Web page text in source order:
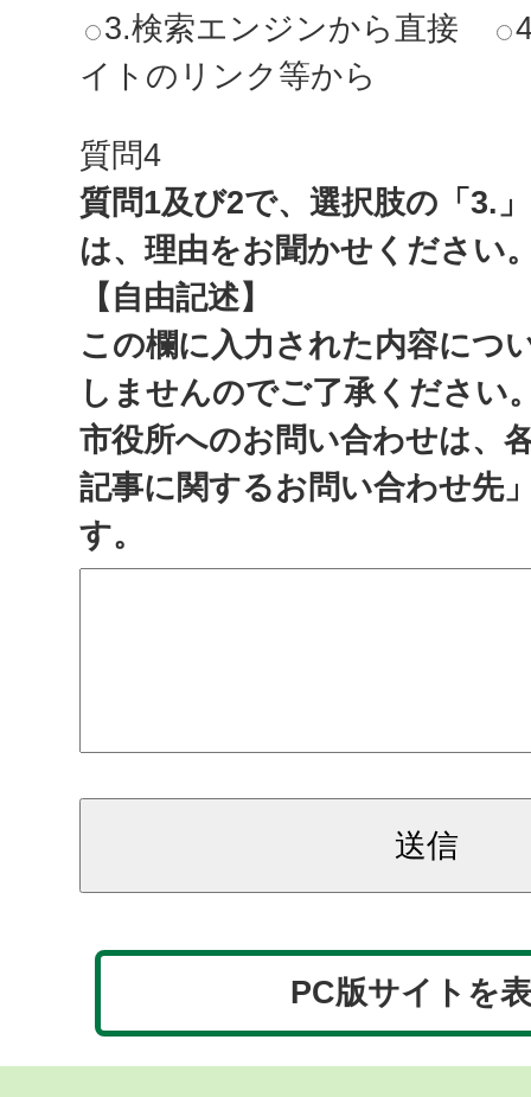
3.検索エンジンから直接
イトのリンク等から
質問4
質問1及び2で、選択肢の「3.
は、理由をお聞かせください
【自由記述】
この欄に入力された内容につ
しませんのでご了承ください
市役所へのお問い合わせは、
記事に関するお問い合わせ先
す。
PC版サイトを